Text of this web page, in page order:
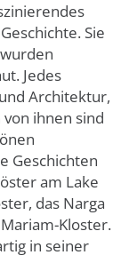
Sie
Jedes
Architektur,
ihnen sind
Geschichten
am Lake
das Narga
Kloster.
in seiner